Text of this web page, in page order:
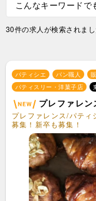
こんなキーワードで
30件の求人が検索されま
パティシエ パン職人
パティスリー・洋菓子店
プレファレン
プレファレンス/パティ
募集！新卒も募集！